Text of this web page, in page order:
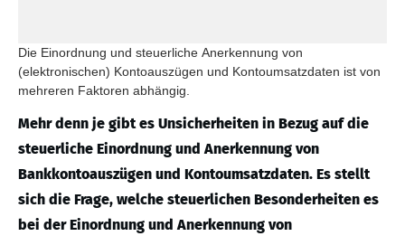
Die Einordnung und steuerliche Anerkennung von
(elektronischen) Kontoauszügen und Kontoumsatzdaten ist von
mehreren Faktoren abhängig.
Mehr denn je gibt es Unsicherheiten in Bezug auf die
steuerliche Einordnung und Anerkennung von
Bankkontoauszügen und Kontoumsatzdaten. Es stellt
sich die Frage, welche steuerlichen Besonderheiten es
bei der Einordnung und Anerkennung von